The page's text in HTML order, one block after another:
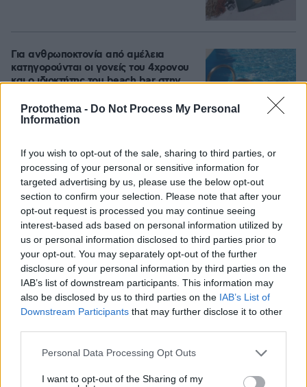
Protothema - Do Not Process My Personal
Information
If you wish to opt-out of the sale, sharing to third parties, or
processing of your personal or sensitive information for
targeted advertising by us, please use the below opt-out
section to confirm your selection. Please note that after your
opt-out request is processed you may continue seeing
interest-based ads based on personal information utilized by
us or personal information disclosed to third parties prior to
your opt-out. You may separately opt-out of the further
disclosure of your personal information by third parties on the
IAB’s list of downstream participants. This information may
also be disclosed by us to third parties on the IAB’s List of
Downstream Participants that may further disclose it to other
Please note that this website/app uses one or more Google
not limited to your visit or usage behaviour. You may click to
Personal Data Processing Opt Outs
I want to opt-out of the Sharing of my
Για ανθρωποκτονία από αμέλεια
κατηγορούνται οι γονείς του 4χρονου
και ο ιδιοκτήτης του beach bar στην
08.08.2026, 21:22 74
Συνδικαλιστής ψαράς που αποχώρησε
από την Ελπίδα της Καρυστιανού, της
ζητά να τον προστατέψει:
Καταγγέλλει μεθοδευμένη σπίλωση
από μέλη του κόμματος
08.08.2026, 20:05
Πατέρας για δεύτερη φορά ο
Κωνσταντέλιας: Η σύζυγός του
Χριστίνα έφερε στον κόσμο ένα
υγιέστατο κοριτσάκι
08.08.2026, 22:23 48